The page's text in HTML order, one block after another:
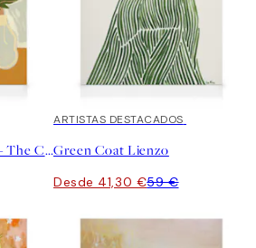
Arty Guava - Lay Hoon - The Chrysanthemum Lienzo
30%*
ARTISTAS DESTACADOS
Green Coat Lienzo
Desde 41,30 €59 €